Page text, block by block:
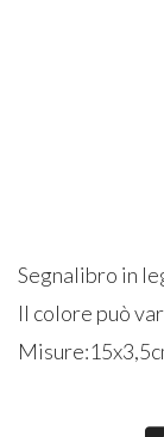
Segnalibro in
Il colore può